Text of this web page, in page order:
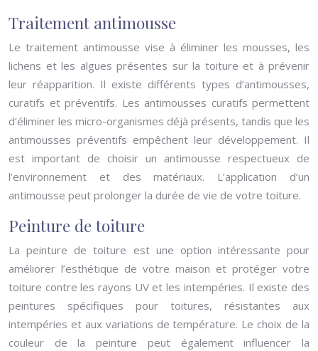
Traitement antimousse
Le traitement antimousse vise à éliminer les mousses, les
lichens et les algues présentes sur la toiture et à prévenir
leur réapparition. Il existe différents types d’antimousses,
curatifs et préventifs. Les antimousses curatifs permettent
d’éliminer les micro-organismes déjà présents, tandis que les
antimousses préventifs empêchent leur développement. Il
est important de choisir un antimousse respectueux de
l’environnement et des matériaux. L’application d’un
antimousse peut prolonger la durée de vie de votre toiture.
Peinture de toiture
La peinture de toiture est une option intéressante pour
améliorer l’esthétique de votre maison et protéger votre
toiture contre les rayons UV et les intempéries. Il existe des
peintures spécifiques pour toitures, résistantes aux
intempéries et aux variations de température. Le choix de la
couleur de la peinture peut également influencer la